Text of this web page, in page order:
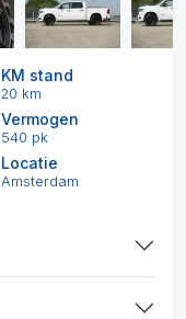
KM stand
20 km
Vermogen
540 pk
Locatie
Amsterdam